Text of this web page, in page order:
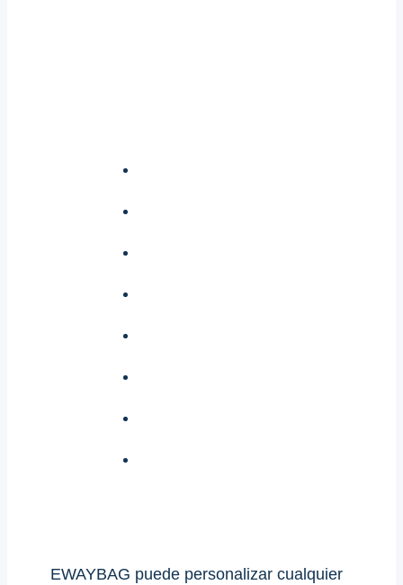
EWAYBAG puede personalizar cualquier